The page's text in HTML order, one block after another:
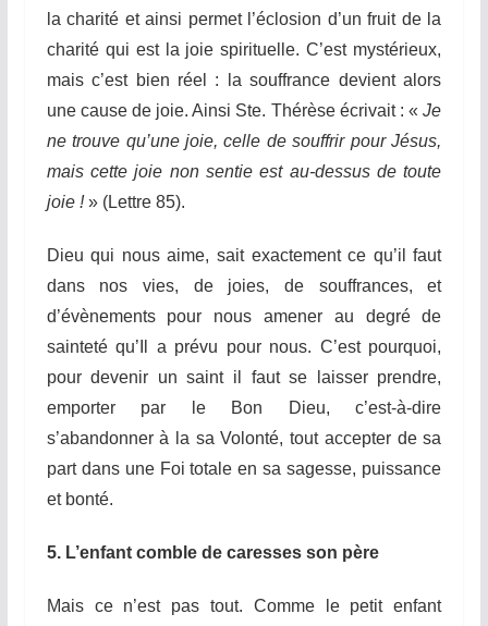
la charité et ainsi permet l’éclosion d’un fruit de la
charité qui est la joie spirituelle. C’est mystérieux,
mais c’est bien réel : la souffrance devient alors
une cause de joie. Ainsi Ste. Thérèse écrivait : «Je
ne trouve qu’une joie, celle de souffrir pour Jésus,
mais cette joie non sentie est au-dessus de toute
joie !» (Lettre 85).
Dieu qui nous aime, sait exactement ce qu’il faut
dans nos vies, de joies, de souffrances, et
d’évènements pour nous amener au degré de
sainteté qu’Il a prévu pour nous. C’est pourquoi,
pour devenir un saint il faut se laisser prendre,
emporter par le Bon Dieu, c’est-à-dire
s’abandonner à la sa Volonté, tout accepter de sa
part dans une Foi totale en sa sagesse, puissance
et bonté.
5. L’enfant comble de caresses son père
Mais ce n’est pas tout. Comme le petit enfant